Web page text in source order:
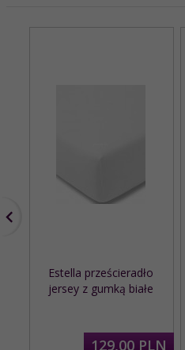
Estella prześcieradło
jersey z gumką białe
129,00 PLN